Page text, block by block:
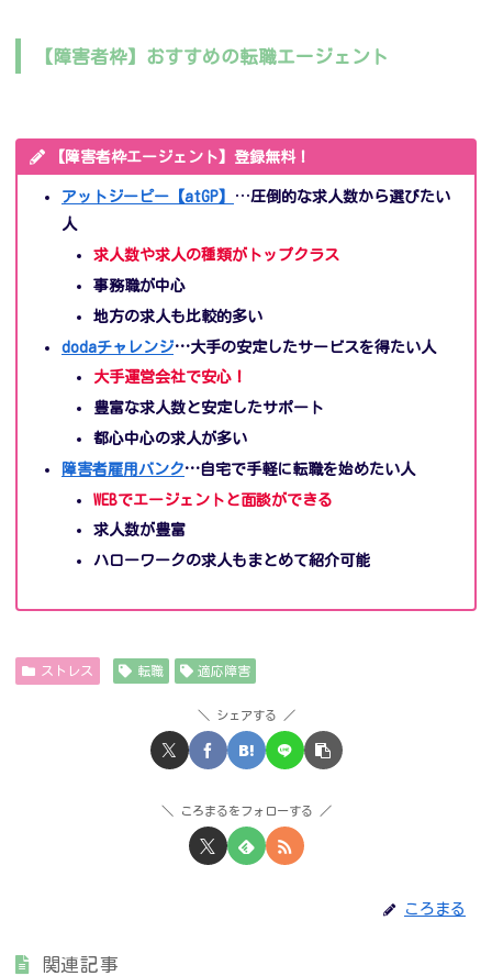
【障害者枠】おすすめの転職エージェント
【障害者枠エージェント】登録無料！
アットジーピー【atGP】 …圧倒的な求人数から選びたい
人
求人数や求人の種類がトップクラス
事務職が中心
地方の求人も比較的多い
dodaチャレンジ…大手の安定したサービスを得たい人
大手運営会社で安心！
豊富な求人数と安定したサポート
都心中心の求人が多い
障害者雇用バンク…自宅で手軽に転職を始めたい人
WEBでエージェントと面談ができる
求人数が豊富
ハローワークの求人もまとめて紹介可能
ストレス 転職 適応障害
シェアする
ころまるをフォローする
ころまる
関連記事